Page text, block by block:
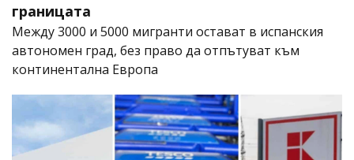
границата
Между 3000 и 5000 мигранти остават в испанския
автономен град, без право да отпътуват към
континентална Европа